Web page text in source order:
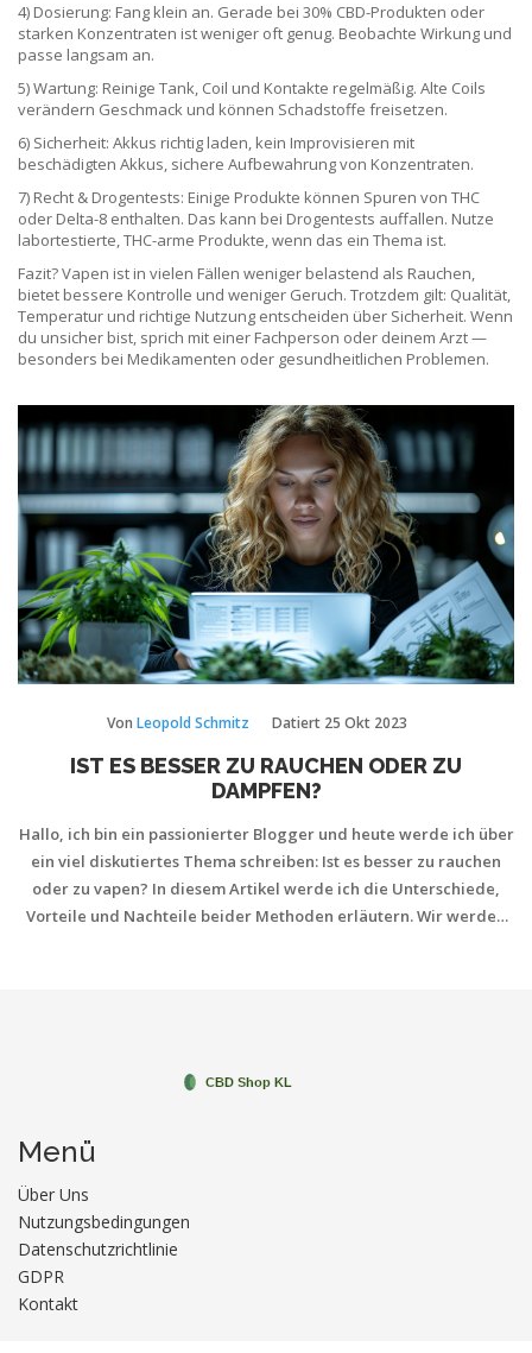
4) Dosierung: Fang klein an. Gerade bei 30% CBD-Produkten oder
starken Konzentraten ist weniger oft genug. Beobachte Wirkung und
passe langsam an.
5) Wartung: Reinige Tank, Coil und Kontakte regelmäßig. Alte Coils
verändern Geschmack und können Schadstoffe freisetzen.
6) Sicherheit: Akkus richtig laden, kein Improvisieren mit
beschädigten Akkus, sichere Aufbewahrung von Konzentraten.
7) Recht & Drogentests: Einige Produkte können Spuren von THC
oder Delta-8 enthalten. Das kann bei Drogentests auffallen. Nutze
labortestierte, THC-arme Produkte, wenn das ein Thema ist.
Fazit? Vapen ist in vielen Fällen weniger belastend als Rauchen,
bietet bessere Kontrolle und weniger Geruch. Trotzdem gilt: Qualität,
Temperatur und richtige Nutzung entscheiden über Sicherheit. Wenn
du unsicher bist, sprich mit einer Fachperson oder deinem Arzt —
besonders bei Medikamenten oder gesundheitlichen Problemen.
Von Leopold Schmitz Datiert 25 Okt 2023
IST ES BESSER ZU RAUCHEN ODER ZU
DAMPFEN?
Hallo, ich bin ein passionierter Blogger und heute werde ich über
ein viel diskutiertes Thema schreiben: Ist es besser zu rauchen
oder zu vapen? In diesem Artikel werde ich die Unterschiede,
Vorteile und Nachteile beider Methoden erläutern. Wir werden
Menü
Über Uns
Nutzungsbedingungen
Datenschutzrichtlinie
GDPR
Kontakt